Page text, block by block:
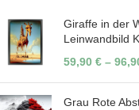
Giraffe in der
Leinwandbild
59,90 € –
Grau Rote